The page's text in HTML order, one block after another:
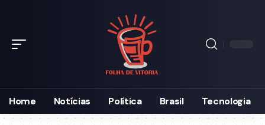
Home Notícias Política Brasil Tecnologia